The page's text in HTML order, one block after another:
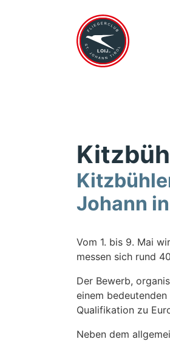
Johann
Vom 1. bis 9. Mai
messen sich rund
Der Bewerb,
einem
Qualifikation zu
Neben dem